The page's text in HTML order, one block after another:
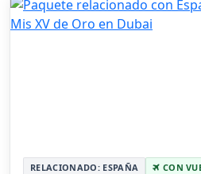
RELACIONADO: ESPAÑA CON